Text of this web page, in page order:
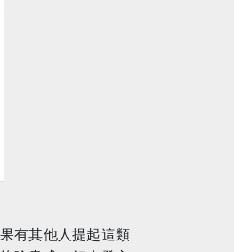
有其他人提起這類